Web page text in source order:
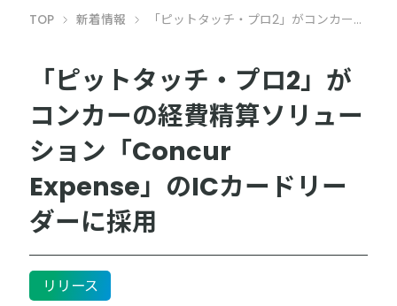
TOP 新着情報 「ピットタッチ・プロ2」がコンカーの経費精算ソリューション「Concur Expense」のICカードリーダーに採用
「ピットタッチ・プロ2」が
コンカーの経費精算ソリュー
ション「Concur
Expense」のICカードリー
ダーに採用
リリース